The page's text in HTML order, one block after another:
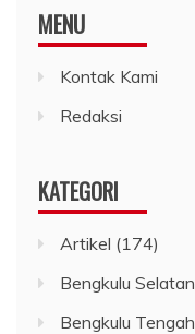
MENU
Kontak Kami
Redaksi
KATEGORI
Artikel (174)
Bengkulu Selatan
Bengkulu Tengah